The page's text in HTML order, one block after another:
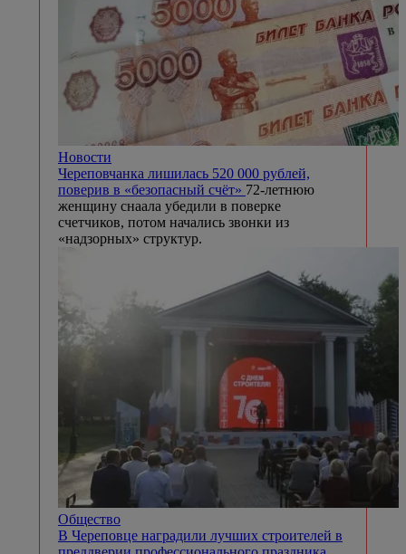
Новости
Череповчанка лишилась 520 000 рублей,
поверив в «безопасный счёт» 72-летнюю
женщину снаала убедили в поверке
счетчиков, потом начались звонки из
«надзорных» структур.
Общество
В Череповце наградили лучших строителей в